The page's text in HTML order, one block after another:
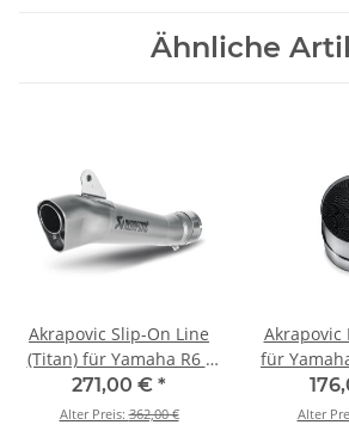
Ähnliche
Akrapovic Slip-On Line
(Titan) für Yamaha R6 -
BJ. 2006 > 2016 (SM-
Y6SO6T)
271,00 € *
Alter Preis:362,00 €
Akrapovic
für
BJ. 2007
Alter